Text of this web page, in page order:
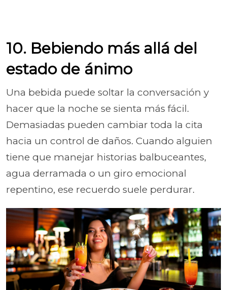
10. Bebiendo más allá del
estado de ánimo
Una bebida puede soltar la conversación y
hacer que la noche se sienta más fácil.
Demasiadas pueden cambiar toda la cita
hacia un control de daños. Cuando alguien
tiene que manejar historias balbuceantes,
agua derramada o un giro emocional
repentino, ese recuerdo suele perdurar.